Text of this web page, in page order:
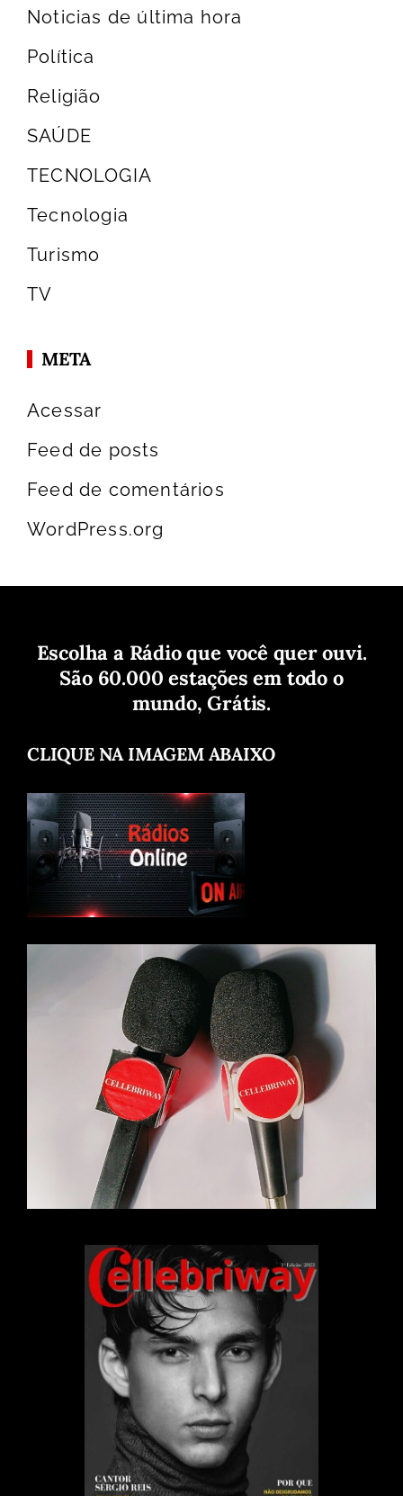
Noticias de última hora
Política
Religião
SAÚDE
TECNOLOGIA
Tecnologia
Turismo
TV
META
Acessar
Feed de posts
Feed de comentários
WordPress.org
Escolha a Rádio que você quer ouvi.
São 60.000 estações em todo o
mundo, Grátis.
CLIQUE NA IMAGEM ABAIXO